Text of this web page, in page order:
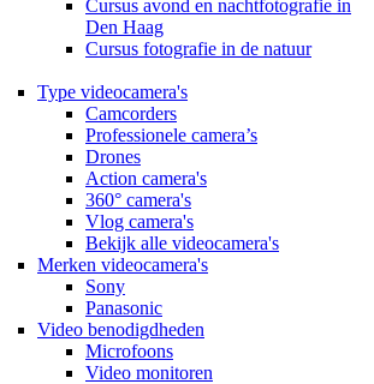
Cursus avond en nachtfotografie in
Den Haag
Cursus fotografie in de natuur
Type videocamera's
Camcorders
Professionele camera’s
Drones
Action camera's
360° camera's
Vlog camera's
Bekijk alle videocamera's
Merken videocamera's
Sony
Panasonic
Video benodigdheden
Microfoons
Video monitoren